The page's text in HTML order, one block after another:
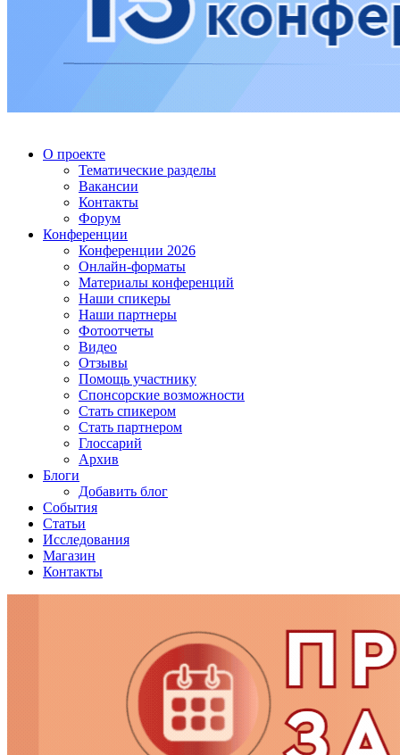
О проекте
Тематические разделы
Вакансии
Контакты
Форум
Конференции
Конференции 2026
Онлайн-форматы
Материалы конференций
Наши спикеры
Наши партнеры
Фотоотчеты
Видео
Отзывы
Помощь участнику
Спонсорские возможности
Стать спикером
Стать партнером
Глоссарий
Архив
Блоги
Добавить блог
События
Статьи
Исследования
Магазин
Контакты